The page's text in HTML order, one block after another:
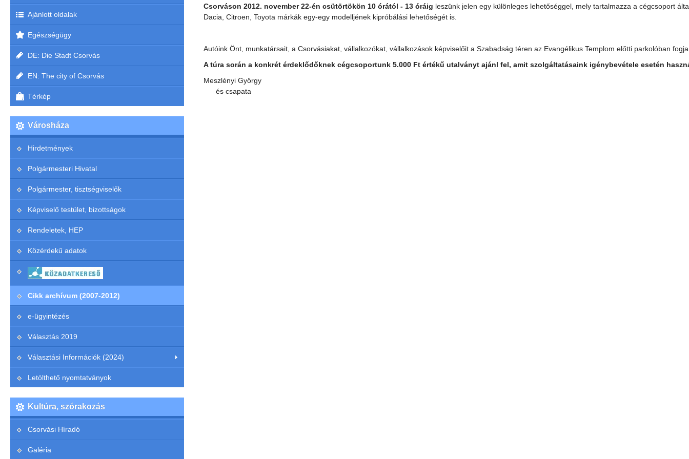
Csorváson 2012. november 22-én csütörtökön 10 órától - 13 óráig leszünk jelen egy különleges lehetőséggel, mely tartalmazza a cégcsoport
Dacia, Citroen, Toyota márkák egy-egy modelljének kipróbálási lehetőségét is.
Autóink Önt, munkatársait, a Csorvásiakat, vállalkozókat, vállalkozások képviselőit a Szabadság téren az Evangélikus Templom előtti parkolóban
A túra során a konkrét érdeklődőknek cégcsoportunk 5.000 Ft értékű utalványt ajánl fel, amit szolgáltatásaink igénybevétele esetén
Meszlényi György
és csapata
Ajánlott oldalak
Egészségügy
DE: Die Stadt Csorvás
EN: The city of Csorvás
Térkép
Városháza
Hirdetmények
Polgármesteri Hivatal
Polgármester, tisztségviselők
Képviselő testület, bizottságok
Rendeletek, HEP
Közérdekű adatok
Cikk archívum (2007-2012)
e-ügyintézés
Választás 2019
Választási Információk (2024)
Letölthető nyomtatványok
Kultúra, szórakozás
Csorvási Híradó
Galéria